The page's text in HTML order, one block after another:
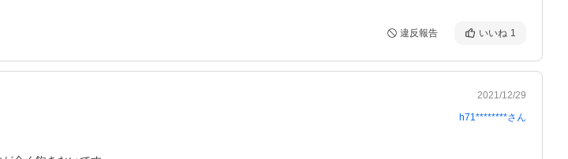
違反報告 いいね 1
2021/12/29
h71********さん